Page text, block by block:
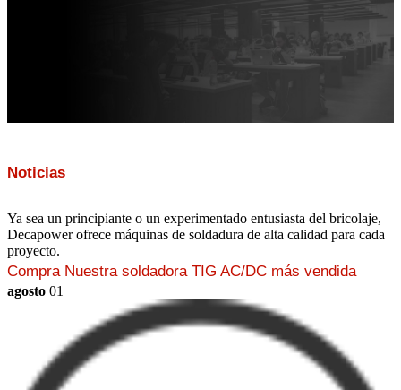
Noticias
Ya sea un principiante o un experimentado entusiasta del bricolaje,
Decapower ofrece máquinas de soldadura de alta calidad para cada
proyecto.
Compra Nuestra soldadora TIG AC/DC más vendida
agosto 01